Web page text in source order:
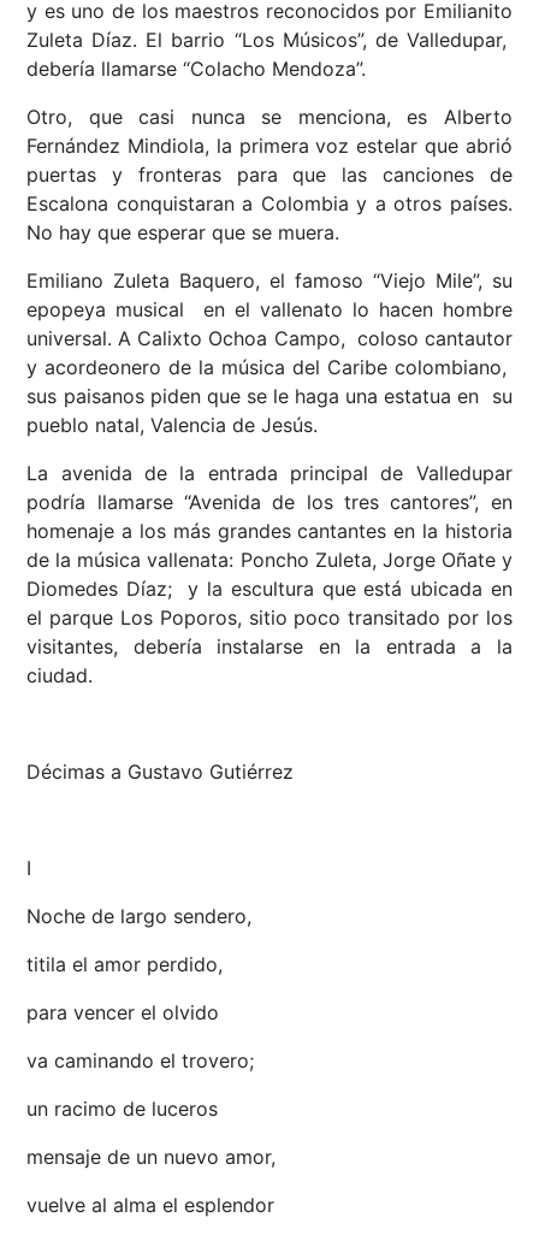
y es uno de los maestros reconocidos por Emilianito
Zuleta Díaz. El barrio “Los Músicos”, de Valledupar,
debería llamarse “Colacho Mendoza”.
Otro, que casi nunca se menciona, es Alberto
Fernández Mindiola, la primera voz estelar que abrió
puertas y fronteras para que las canciones de
Escalona conquistaran a Colombia y a otros países.
No hay que esperar que se muera.
Emiliano Zuleta Baquero, el famoso “Viejo Mile”, su
epopeya musical en el vallenato lo hacen hombre
universal. A Calixto Ochoa Campo, coloso cantautor
y acordeonero de la música del Caribe colombiano,
sus paisanos piden que se le haga una estatua en su
pueblo natal, Valencia de Jesús.
La avenida de la entrada principal de Valledupar
podría llamarse “Avenida de los tres cantores”, en
homenaje a los más grandes cantantes en la historia
de la música vallenata: Poncho Zuleta, Jorge Oñate y
Diomedes Díaz; y la escultura que está ubicada en
el parque Los Poporos, sitio poco transitado por los
visitantes, debería instalarse en la entrada a la
ciudad.
Décimas a Gustavo Gutiérrez
I
Noche de largo sendero,
titila el amor perdido,
para vencer el olvido
va caminando el trovero;
un racimo de luceros
mensaje de un nuevo amor,
vuelve al alma el esplendor